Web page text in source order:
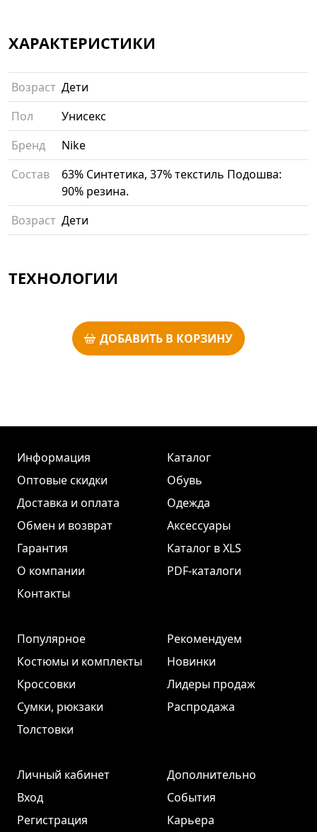
ХАРАКТЕРИСТИКИ
Возраст Дети
Пол
Унисекс
Бренд
Nike
Состав
63% Синтетика, 37% текстиль Подошва:
90% резина.
Возраст Дети
ТЕХНОЛОГИИ
ДОБАВИТЬ В КОРЗИНУ
Информация
Оптовые скидки
Доставка и оплата
Обмен и возврат
Гарантия
О компании
Контакты
Каталог
Обувь
Одежда
Аксессуары
Каталог в XLS
PDF-каталоги
Популярное
Костюмы и комплекты
Кроссовки
Сумки, рюкзаки
Толстовки
Рекомендуем
Новинки
Лидеры продаж
Распродажа
Личный кабинет
Вход
Регистрация
Дополнительно
События
Карьера